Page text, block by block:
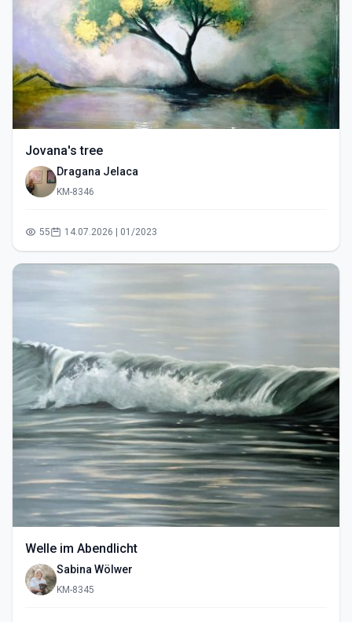
Jovana's tree
Dragana Jelaca
KM-8346
55 14.07.2026 | 01/2023
Welle im Abendlicht
Sabina Wölwer
KM-8345